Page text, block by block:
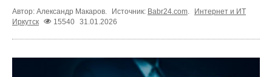
Автор: Александр Макаров. Источник: Babr24.com
Интернет и ИТ
Иркутск
15540 31.01.2026